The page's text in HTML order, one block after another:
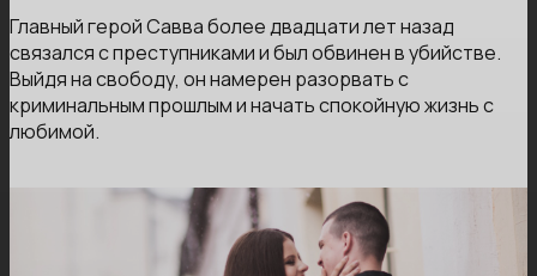
Главный герой Савва более двадцати лет назад
связался с преступниками и был обвинен в убийстве.
Выйдя на свободу, он намерен разорвать с
криминальным прошлым и начать спокойную жизнь с
любимой.